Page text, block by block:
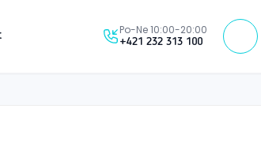
Po-Ne 10:00-20:00
+421 232 313 100